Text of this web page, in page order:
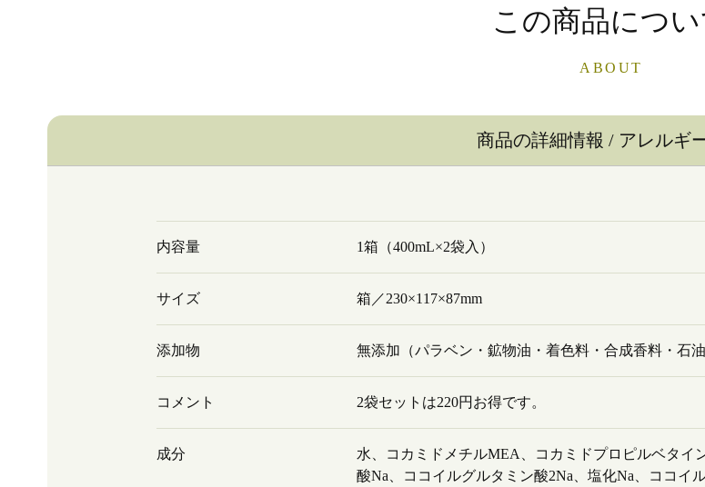
この商品につい
ABOUT
商品の詳細情報 / アレルギ
内容量 1箱（400mL×2袋入）
サイズ 箱／230×117×87mm
添加物 無添加（パラベン・鉱物油・着色料・合成香料・石
コメント 2袋セットは220円お得です。
成分
水、コカミドメチルMEA、コカミドプロピルベタ
酸Na、ココイルグルタミン酸2Na、塩化Na、ココイ